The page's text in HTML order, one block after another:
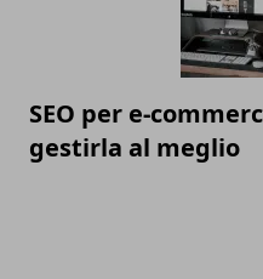
SEO per e-
gestirla al meglio